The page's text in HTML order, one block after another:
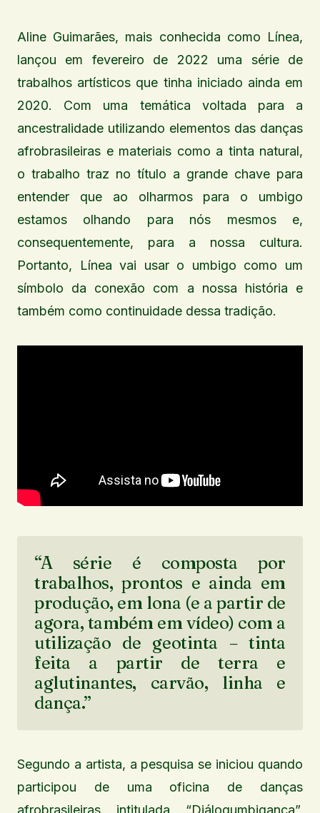
Aline Guimarães, mais conhecida como Línea,
lançou em fevereiro de 2022 uma série de
trabalhos artísticos que tinha iniciado ainda em
2020. Com uma temática voltada para a
ancestralidade utilizando elementos das danças
afrobrasileiras e materiais como a tinta natural,
o trabalho traz no título a grande chave para
entender que ao olharmos para o umbigo
estamos olhando para nós mesmos e,
consequentemente, para a nossa cultura.
Portanto, Línea vai usar o umbigo como um
símbolo da conexão com a nossa história e
também como continuidade dessa tradição.
“A série é composta por
trabalhos, prontos e ainda em
produção, em lona (e a partir de
agora, também em vídeo) com a
utilização de geotinta – tinta
feita a partir de terra e
aglutinantes, carvão, linha e
dança.”
Segundo a artista, a pesquisa se iniciou quando
participou de uma oficina de danças
afrobrasileiras intitulada “Diálogumbigança”,